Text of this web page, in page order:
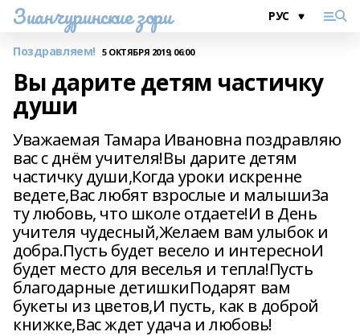
Зианчуринские зори
Поздравляем! 5 ОКТЯБРЯ 2019, 06:00
Вы дарите детям частичку
души
Уважаемая Тамара Ивановна поздравляю
вас с днём учителя!Вы дарите детям
частичку души,Когда уроки искренне
ведете,Вас любят взрослые и малышиЗа
ту любовь, что школе отдаете!И в День
учителя чудесный,Желаем вам улыбок и
добра.Пусть будет весело и интересноИ
будет место для веселья и тепла!Пусть
благодарные детишкиПодарят вам
букеты из цветов,И пусть, как в доброй
книжке,Вас ждет удача и любовь!